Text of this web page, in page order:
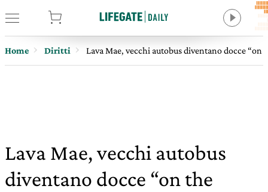
Home Diritti Lava Mae, vecchi autobus diventano docce
Lava Mae, vecchi autobus
diventano docce “on the